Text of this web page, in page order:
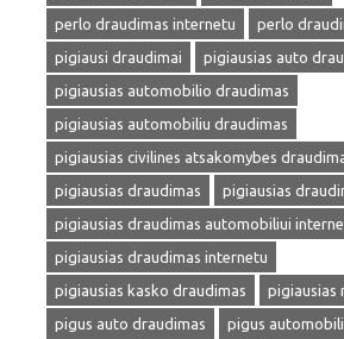
perlo draudimas internetu
perlo
pigiausi draudimai
pigiausias auto
pigiausias automobilio draudimas
pigiausias automobiliu draudimas
pigiausias civilines atsakomybes
pigiausias draudimas
pigiausias
pigiausias draudimas automobiliui
pigiausias draudimas internetu
pigiausias kasko draudimas
pigiausias
pigus auto draudimas
pigus